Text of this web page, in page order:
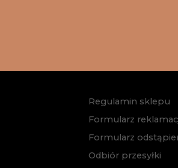
Regulamin sklepu
Formularz
Formularz
Odbiór przesyłki